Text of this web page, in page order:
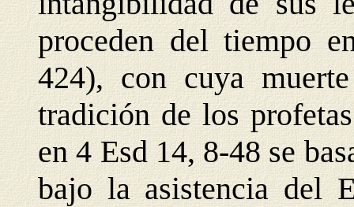
proceden del tiempo
424), con cuya
tradición de los
en 4 Esd 14, 8-48 se
bajo la asistencia del